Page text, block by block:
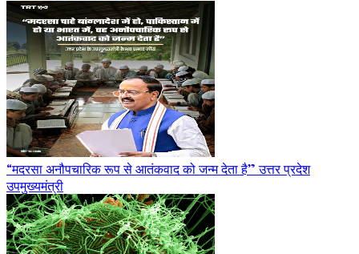
“मदरसा अनौपचारिक रूप से आतंकवाद को जन्म देता है” उत्तर प्रदेश
उपमुख्यमंत्री